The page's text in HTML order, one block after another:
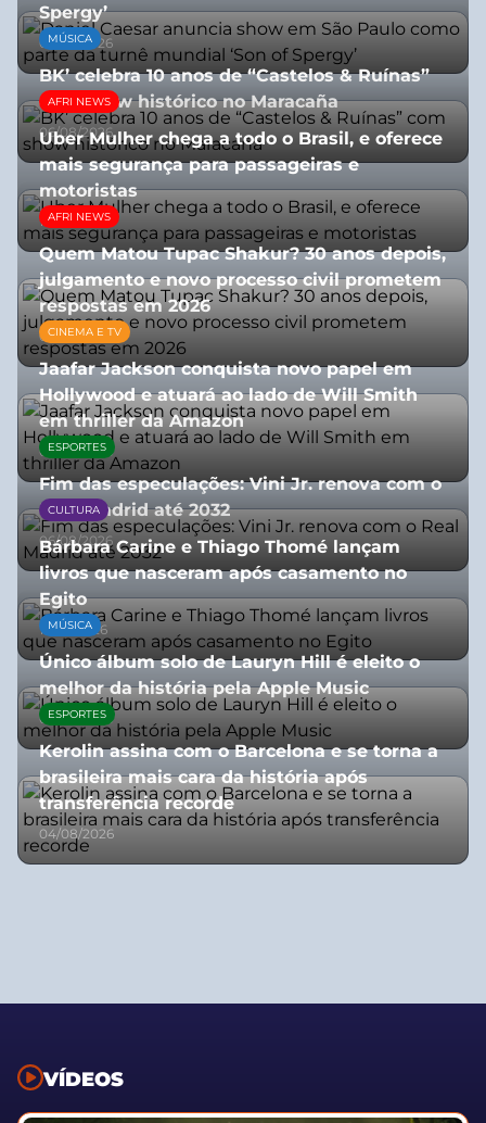
Spergy’
05/08/2026
MÚSICA
BK’ celebra 10 anos de “Castelos & Ruínas”
com show histórico no Maracaña
06/08/2026
AFRI NEWS
Uber Mulher chega a todo o Brasil, e oferece
mais segurança para passageiras e
motoristas
10/07/2026
AFRI NEWS
Quem Matou Tupac Shakur? 30 anos depois,
julgamento e novo processo civil prometem
respostas em 2026
05/08/2026
CINEMA E TV
Jaafar Jackson conquista novo papel em
Hollywood e atuará ao lado de Will Smith
em thriller da Amazon
06/08/2026
ESPORTES
Fim das especulações: Vini Jr. renova com o
Real Madrid até 2032
06/08/2026
CULTURA
Bárbara Carine e Thiago Thomé lançam
livros que nasceram após casamento no
Egito
10/07/2026
MÚSICA
Único álbum solo de Lauryn Hill é eleito o
melhor da história pela Apple Music
06/08/2026
ESPORTES
Kerolin assina com o Barcelona e se torna a
brasileira mais cara da história após
transferência recorde
04/08/2026
VÍDEOS